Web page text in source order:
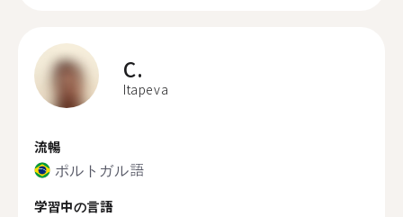
C.
Itapeva
流暢
ポルトガル語
学習中の言語